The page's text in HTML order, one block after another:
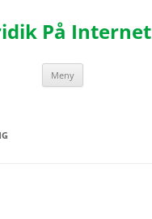
På Internet
Meny